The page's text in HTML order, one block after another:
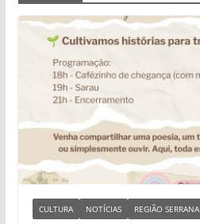
CULTURA NOTÍCIAS REGIÃO SERRANA